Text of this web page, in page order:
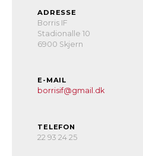
ADRESSE
Borris IF
Stadionalle 10
6900 Skjern
E-MAIL
borrisif@gmail.dk
TELEFON
22 93 24 25